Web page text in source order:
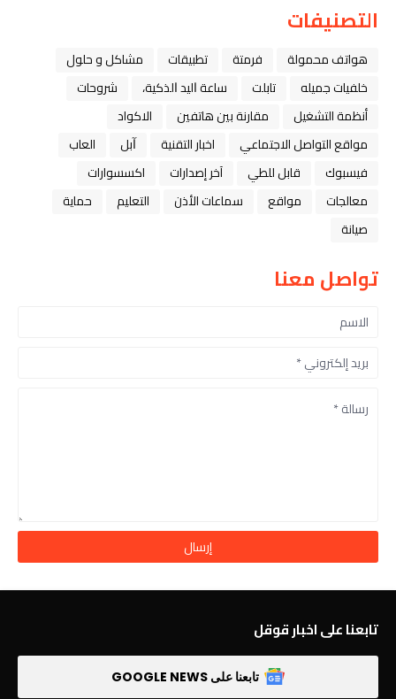
التصنيفات
هواتف محمولة فرمتة تطبيقات
مشاكل و حلول
خلفيات جميله
تابلت ﺳﺎﻋﺔ ﺍﻟﻴﺪ ﺍﻟﺬﻛﻴﺔ،
شروحات
أنظمة التشغيل
مقارنة بين هاتفين
الاكواد
مواقع التواصل الاجتماعي
اخبار التقنية ﺁﺑﻞ
العاب
فيسبوك
قابل للطي آخر إصدارات
اكسسوارات
معالجات
مواقع سماعات الأذن التعليم
حماية
صيانة
تواصل معنا
تابعنا على اخبار قوقل
تابعنا على GOOGLE NEWS